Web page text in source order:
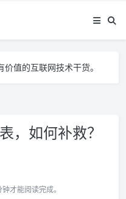
值的互联网技术干货。
，如何补救？
才能阅读完成。